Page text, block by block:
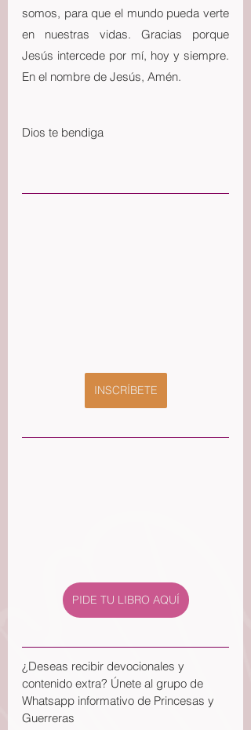
somos, para que el mundo pueda verte
en nuestras vidas. Gracias porque
Jesús intercede por mí, hoy y siempre.
En el nombre de Jesús, Amén.
Dios te bendiga
INSCRÍBETE
PIDE TU LIBRO AQUÍ
¿Deseas recibir devocionales y
contenido extra? Únete al grupo de
Whatsapp informativo de Princesas y
Guerreras